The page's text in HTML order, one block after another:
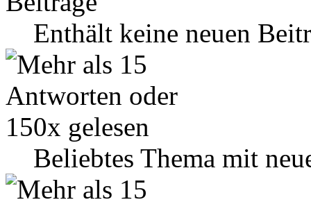
Enthält keine neuen
Beliebtes Thema mit